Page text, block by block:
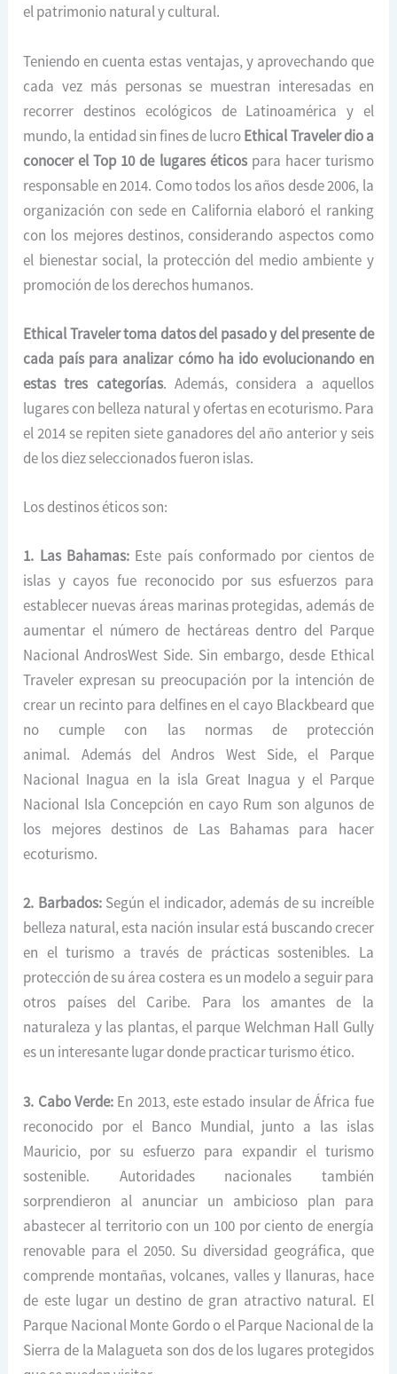
el patrimonio natural y cultural.
Teniendo en cuenta estas ventajas, y aprovechando que
cada vez más personas se muestran interesadas en
recorrer destinos ecológicos de Latinoamérica y el
mundo, la entidad sin fines de lucroEthical Traveler dio a
conocer el Top 10 de lugares éticospara hacer turismo
responsable en 2014. Como todos los años desde 2006, la
organización con sede en California elaboró el ranking
con los mejores destinos, considerando aspectos como
el bienestar social, la protección del medio ambiente y
promoción de los derechos humanos.
Ethical Traveler toma datos del pasado y del presente de
cada país para analizar cómo ha ido evolucionando en
estas tres categorías. Además, considera a aquellos
lugares con belleza natural y ofertas en ecoturismo. Para
el 2014 se repiten siete ganadores del año anterior y seis
de los diez seleccionados fueron islas.
Los destinos éticos son:
1. Las Bahamas:Este país conformado por cientos de
islas y cayos fue reconocido por sus esfuerzos para
establecer nuevas áreas marinas protegidas, además de
aumentar el número de hectáreas dentro del Parque
Nacional AndrosWest Side. Sin embargo, desde Ethical
Traveler expresan su preocupación por la intención de
crear un recinto para delfines en el cayo Blackbeard que
no cumple con las normas de protección
animal. Además del Andros West Side, el Parque
Nacional Inagua en la isla Great Inagua y el Parque
Nacional Isla Concepción en cayo Rum son algunos de
los mejores destinos de Las Bahamas para hacer
ecoturismo.
2. Barbados:Según el indicador, además de su increíble
belleza natural, esta nación insular está buscando crecer
en el turismo a través de prácticas sostenibles. La
protección de su área costera es un modelo a seguir para
otros países del Caribe. Para los amantes de la
naturaleza y las plantas, el parque Welchman Hall Gully
es un interesante lugar donde practicar turismo ético.
3. Cabo Verde:En 2013, este estado insular de África fue
reconocido por el Banco Mundial, junto a las islas
Mauricio, por su esfuerzo para expandir el turismo
sostenible. Autoridades nacionales también
sorprendieron al anunciar un ambicioso plan para
abastecer al territorio con un 100 por ciento de energía
renovable para el 2050. Su diversidad geográfica, que
comprende montañas, volcanes, valles y llanuras, hace
de este lugar un destino de gran atractivo natural. El
Parque Nacional Monte Gordo o el Parque Nacional de la
Sierra de la Malagueta son dos de los lugares protegidos